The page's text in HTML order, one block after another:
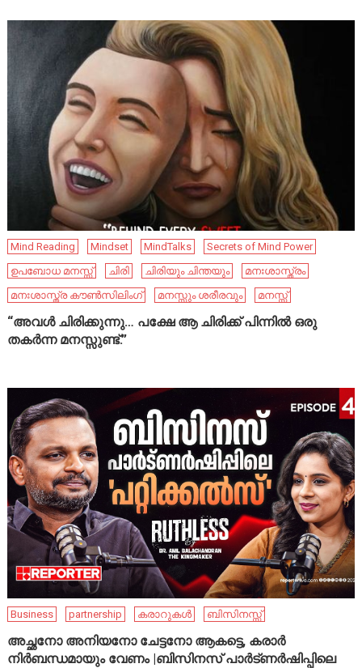
Mind Reading Mindset MindTalks
Secrets of Mind Power
ഉപബോധ മനസ്സ്
ചിരി ചിരിയും ചിന്തയും
മനഃശാസ്ത്രം
മനഃശാസ്ത്ര കൗൺസിലിംഗ്
മനസ്സും ശരീരവും മനസ്സ്
“അവൾ ചിരിക്കുന്നു… പക്ഷേ ആ ചിരിക്ക് പിന്നിൽ ഒരു
തകർന്ന മനസ്സുണ്ട്.”
Business partnership കരാറുകൾ ബിസിനസ്സ്
അച്ഛനോ അനിയനോ ചേട്ടനോ ആകട്ടെ, കരാർ
നിർബന്ധമായും വേണം |ബിസിനസ് പാർട്ണർഷിപ്പിലെ